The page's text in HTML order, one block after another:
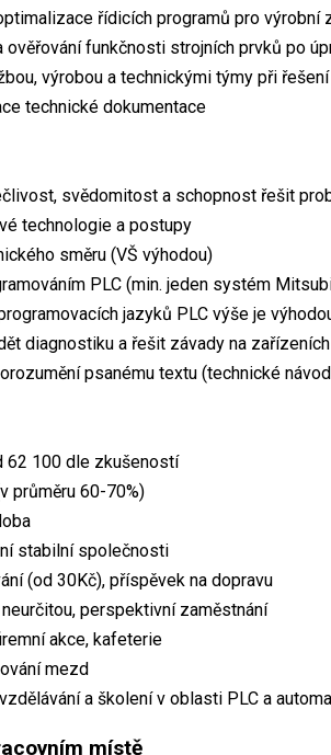
řídicích programů pro výrobní
funkčnosti strojních prvků po
výrobou a technickými týmy při
technické dokumentace
svědomitost a schopnost řešit
technologie a postupy
směru (VŠ výhodou)
PLC (min. jeden systém
jazyků PLC výše je
diagnostiku a řešit závady na
psanému textu (technické
62 100 dle zkušeností
průměru 60-70%)
stabilní společnosti
(od 30Kč), příspěvek na dopravu
perspektivní zaměstnání
akce, kafeterie
mezd
a školení v oblasti PLC a
místě